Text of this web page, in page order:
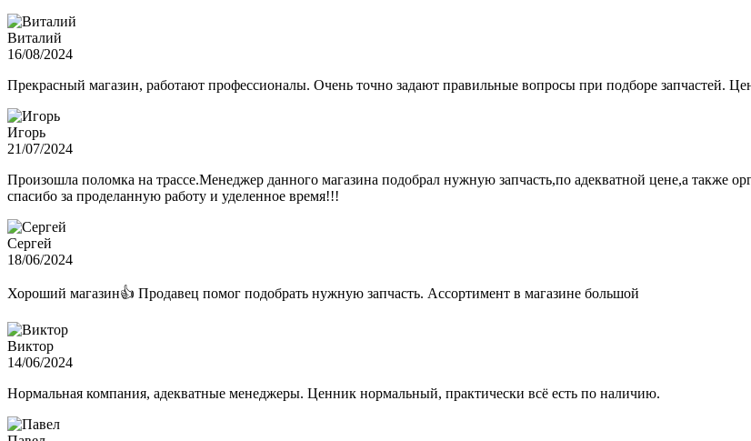
Виталий
16/08/2024
Прекрасный магазин, работают профессионалы. Очень точно задают правильные вопросы при подборе запчастей.
Игорь
21/07/2024
Произошла поломка на трассе.Менеджер данного магазина подобрал нужную запчасть,по адекватной цене,а также
спасибо за проделанную работу и уделенное время!!!
Сергей
18/06/2024
Хороший магазин👍 Продавец помог подобрать нужную запчасть. Ассортимент в магазине большой
Виктор
14/06/2024
Нормальная компания, адекватные менеджеры. Ценник нормальный, практически всё есть по наличию.